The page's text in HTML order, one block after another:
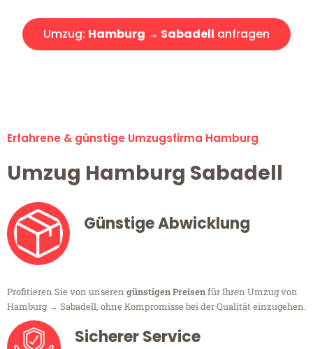
Umzug: Hamburg → Sabadell anfragen
Erfahrene & günstige Umzugsfirma Hamburg
Umzug Hamburg Sabadell
Günstige Abwicklung
Profitieren Sie von unseren günstigen Preisenfür Ihren Umzug von
Hamburg → Sabadell, ohne Kompromisse bei der Qualität einzugehen.
Sicherer Service